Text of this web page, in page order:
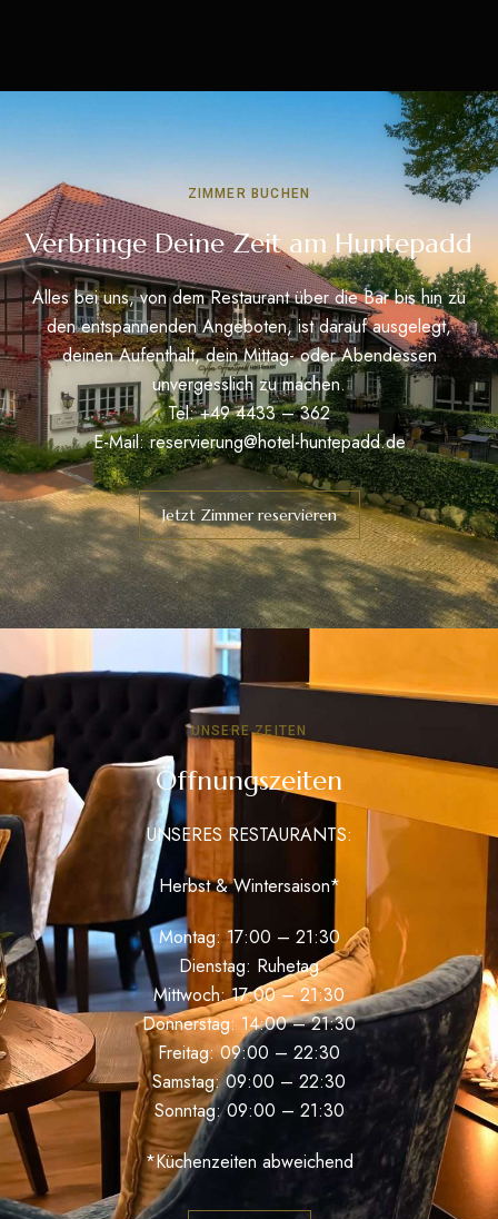
ZIMMER BUCHEN
Verbringe Deine Zeit am Huntepadd
Alles bei uns, von dem Restaurant über die Bar bis hin zu
den entspannenden Angeboten, ist darauf ausgelegt,
deinen Aufenthalt, dein Mittag- oder Abendessen
unvergesslich zu machen.
Tel: +49 4433 – 362
E-Mail:reservierung@hotel-huntepadd.de
Jetzt Zimmer reservieren
UNSERE ZEITEN
Öffnungszeiten
UNSERES RESTAURANTS:
Herbst & Wintersaison*
Montag: 17:00 – 21:30
Dienstag: Ruhetag
Mittwoch: 17:00 – 21:30
Donnerstag: 14:00 – 21:30
Freitag: 09:00 – 22:30
Samstag: 09:00 – 22:30
Sonntag: 09:00 – 21:30
*Küchenzeiten abweichend